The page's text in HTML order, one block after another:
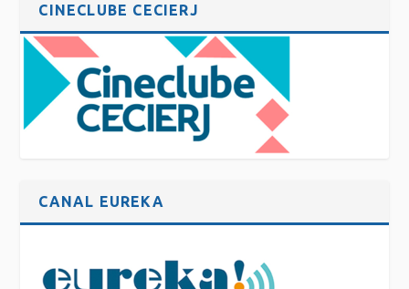
CINECLUBE CECIERJ
CANAL EUREKA